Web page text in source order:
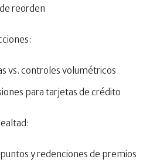
reorden
vs. controles volumétricos
para tarjetas de crédito
y redenciones de premios